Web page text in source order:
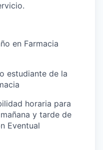
en Farmacia
estudiante de la
horaria para
y tarde de
Eventual